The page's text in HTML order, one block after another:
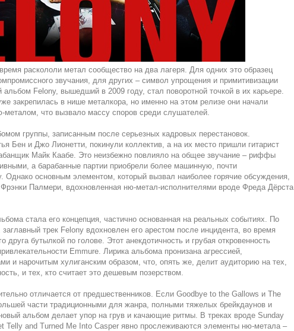
раскололи метал сообщество на два лагеря. Для одних это образец
звучания, для других – символ упрощения и примитивизации
альбом Felony, вышедший в 2009 году, стал поворотной точкой в их карьере.
закрепилась в нише металкора, но именно на этом релизе они начали
металом, что вызвало массу споров среди слушателей.
группы, записанным после серьезных кадровых перестановок.
Бен и Джо Лионетти, покинули коллектив, а на их место пришли гитарист
Майк Каабе. Это неизбежно повлияло на общее звучание – риффы
а барабанные партии приобрели более машинную, почти
Однако основным элементом, который вызвал наиболее горячие обсуждения,
Палмери, вдохновленная ню-метал-исполнителями вроде Фреда Дёрста
стала его концепция, частично основанная на реальных событиях. По
трек Felony вдохновлен его арестом после инцидента, во время
друга бутылкой по голове. Этот анекдотичность и грубая откровенность
Emmure. Лирика альбома пронизана агрессией,
и нарочитым хулиганским образом, что, опять же, делит аудиторию на тех,
и тех, кто считает это дешевым позерством.
отличается от предшественников. Если Goodbye to the Gallows и The
части традиционными для жанра, полными тяжелых брейкдаунов и
альбом делает упор на грув и качающие ритмы. В треках вроде Sunday
Telly and Turned Me Into Casper явно прослеживаются элементы ню-метала –